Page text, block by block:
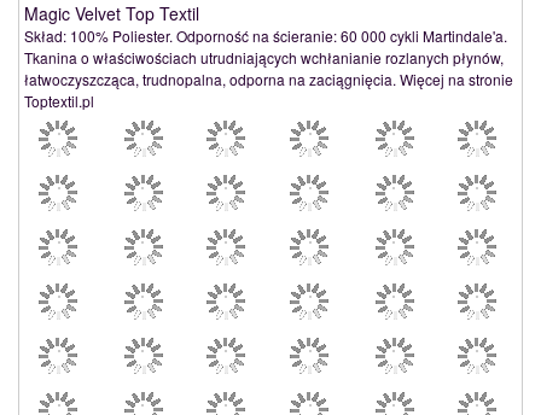
Magic Velvet Top Textil
Skład: 100% Poliester. Odporność na ścieranie: 60 000 cykli Martindale'a.
Tkanina o właściwościach utrudniających wchłanianie rozlanych płynów,
łatwoczyszcząca, trudnopalna, odporna na zaciągnięcia. Więcej na stronie
Toptextil.pl